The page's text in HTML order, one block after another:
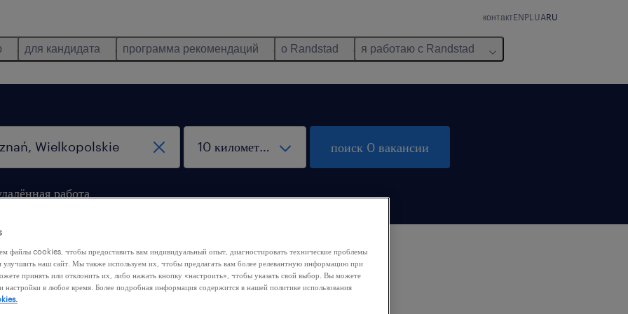
контактENPL UARU
для кандидата программа рекомендаций о Randstad я работаю с Randstad
работа
поиск 0 вакансии
никакой работы с этими фильтрами. Попробуйте
файлы cookies, чтобы предоставить вам индивидуальный опыт, диагностировать технические проблемы
наш сайт. Мы также используем их, чтобы предлагать вам более релевантную информацию при
принять или отклонить их, либо нажать кнопку «настроить», чтобы указать свой выбор. Вы можете
настройки в любое время. Более подробная информация содержится в нашей политике использования